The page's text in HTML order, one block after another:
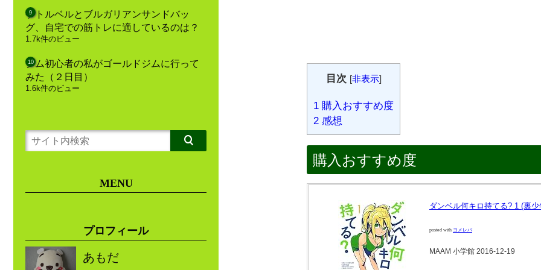
目次 [非表示]
1 購入おすすめ度
2 感想
購入おすすめ度
ダンベル何キロ持てる? 1 (裏
posted with ヨメレバ
MAAM 小学館 2016-12-19
ケトルベルとブルガリアンサンドバッ
グ、自宅での筋トレに適しているのは？
1.7k件のビュー
ジム初心者の私がゴールドジムに行って
みた（２日目）
1.6k件のビュー
MENU
プロフィール
あもだ